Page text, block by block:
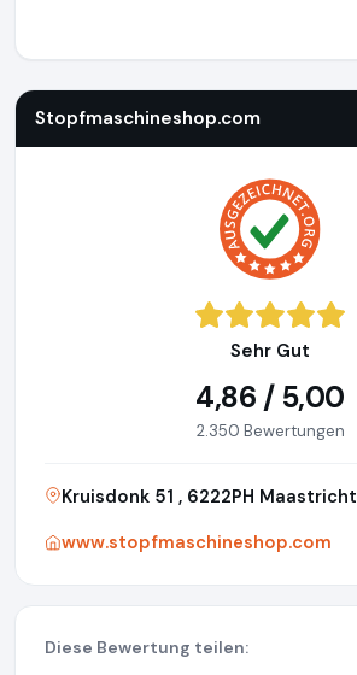
Stopfmaschineshop.com
Sehr Gut
4,86 / 5,00
2.350 Bewertungen
Kruisdonk 51 , 6222PH Maastricht
www.stopfmaschineshop.com
Diese Bewertung teilen: